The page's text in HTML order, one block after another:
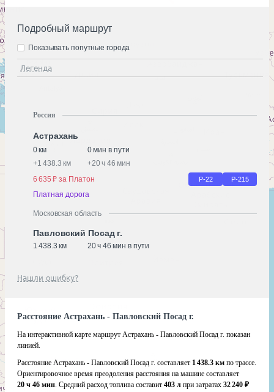
Подробный маршрут
Легенда
Показывать попутные города
Россия
Астрахань
0 км
0 мин в пути
+1 438.3 км +20 ч 46 мин
6 635 ₽ за Платон
Р-22 Р-215
Платная дорога
Московская область
Павловский Посад г.
1 438.3 км 20 ч 46 мин в пути
Нашли ошибку?
Расстояние Астрахань - Павловский Посад г.
На интерактивной карте маршрут Астрахань - Павловский Посад г. показан
линией.
Расстояние Астрахань - Павловский Посад г. составляет 1 438.3 км по трассе.
Ориентировочное время преодоления расстояния на машине составляет
20 ч 46 мин. Средний расход топлива составит 403 л при затратах 32 240 ₽